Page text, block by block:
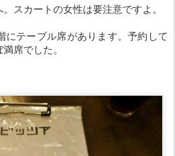
スカートの女性は要注意ですよ。
にテーブル席があります。予約して
席でした。